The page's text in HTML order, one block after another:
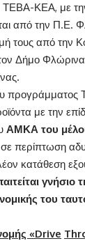
ΤΕΒΑ-ΚΕΑ, με
από την Π.Ε.
τους από την
Δήμο
με την
ΑΜΚΑ του
περίπτωση
κατάθεση
του
«Drive